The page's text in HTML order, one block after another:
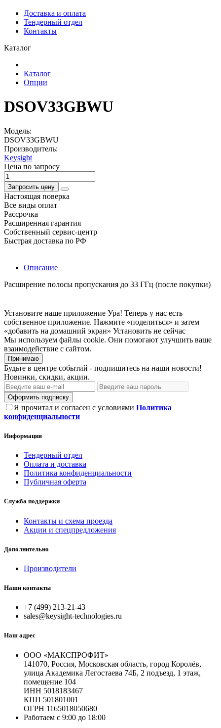
Доставка и оплата
Тендерный отдел
Контакты
Каталог
Каталог
Опции
DSOV33GBWU
Модель:
DSOV33GBWU
Производитель:
Keysight
Цена по запросу
Запросить цену
Настоящая поверка
Все виды оплат
Рассрочка
Расширенная гарантия
Собственный сервис-центр
Быстрая доставка по РФ
Описание
Расширение полосы пропускания до 33 ГГц (после покупки)
Установите наше приложение Ура! Теперь у нас есть
собственное приложение. Нажмите «поделиться» и затем
«добавить на домашний экран» Установить не сейчас
Мы используем файлы cookie. Они помогают улучшить ваше
взаимодействие с сайтом.
Принимаю
Будьте в центре событий - подпишитесь на наши новости!
Новинки, скидки, акции.
Оформить подписку
Я прочитал и согласен с условиями Политика
конфиденциальности
Информация
Тендерный отдел
Оплата и доставка
Политика конфиденциальности
Публичная оферта
Служба поддержки
Контакты и схема проезда
Акции и спецпредложения
Дополнительно
Производители
Наши контакты
+7 (499) 213-21-43
sales@keysight-technologies.ru
Наш адрес
ООО «МАКСПРОФИТ»
141070, Россия, Московская область, город Королёв,
улица Академика Легостаева 74Б, 2 подъезд, 1 этаж,
помещение 104
ИНН 5018183467
КПП 501801001
ОГРН 1165018050680
Работаем с 9:00 до 18:00